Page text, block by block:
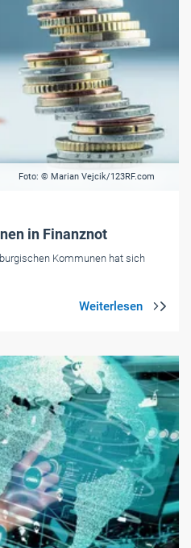
Foto: © Marian Vejcik/123RF.com
in Finanznot
Kommunen hat sich